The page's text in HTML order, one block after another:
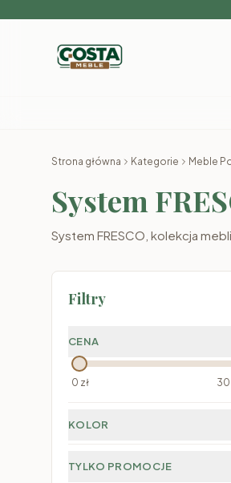
Strona główna Kategorie Meble
System
System FRESCO, kolekcja
Filtry
CENA
0 zł
KOLOR
TYLKO PROMOCJE